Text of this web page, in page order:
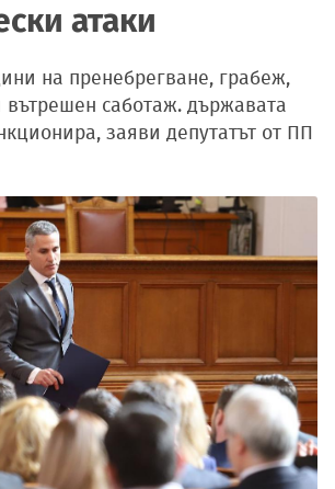
атаки
на пренебрегване, грабеж,
саботаж. държавата
заяви депутатът от ПП